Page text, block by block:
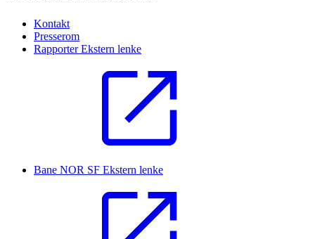
Kontakt
Presserom
RapporterEkstern lenke
Bane NOR SF Ekstern lenke